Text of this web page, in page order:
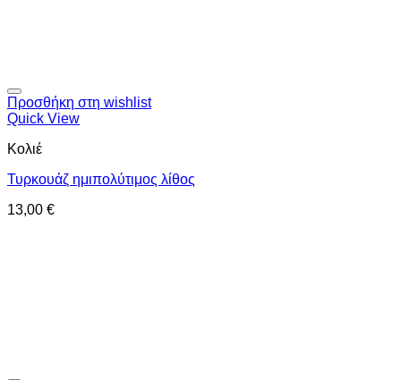
Προσθήκη στη wishlist
Quick View
Κολιέ
Τυρκουάζ ημιπολύτιμος λίθος
13,00 €